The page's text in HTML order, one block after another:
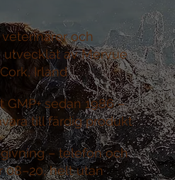
och
utvecklat av Mervue
Irland
sedan 1986 –
till färdig produkt
–telefon och
08–20, helt utan